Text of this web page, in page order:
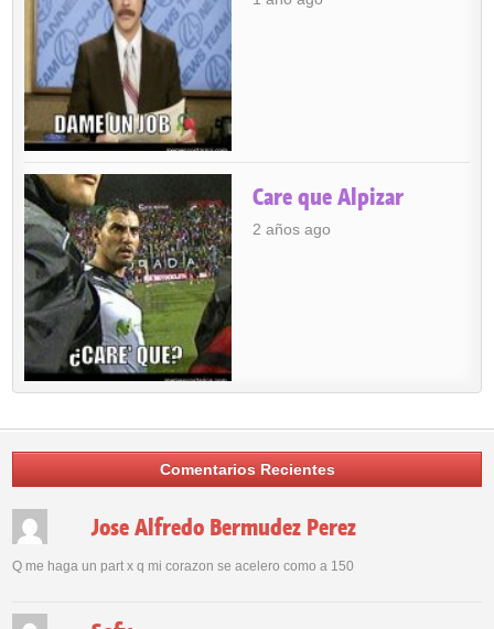
Care que Alpizar
2 años ago
Comentarios Recientes
Jose Alfredo Bermudez Perez
Q me haga un part x q mi corazon se acelero como a 150